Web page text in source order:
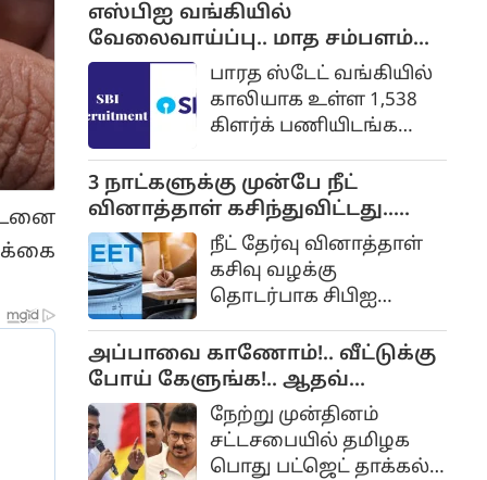
எஸ்பிஐ வங்கியில்
வேலைவாய்ப்பு.. மாத சம்பளம்
ரூ.64,480 வரை...
விண்ணப்பிப்பது எப்படி? முழு
விவரம்..
பாரத ஸ்டேட் வங்கியில்
காலியாக உள்ள 1,538
கிளர்க் பணியிடங்களை
அறிவிப்பு
வெளியிடப்பட்டுள்ளது.
தகுதியும் விருப்பமும்
உள்ள
விண்ணப்பதாரர்கள்
அதிகாரப்பூர்வ
இணையதளமான
sbi.bank.in மூலம்
ஆன்லைனில்
விண்ணப்பிக்கலாம்.
விண்ணப்பிக்க கடைசி
நாள் ஆகஸ்ட் 27, 2026
3 நாட்களுக்கு முன்பே நீட்
வினாத்தாள் கசிந்துவிட்டது..
சிபிஐ விசாரணையில்
திடுக்கிடும் தகவல்...
நீட் தேர்வு வினாத்தாள்
கசிவு வழக்கு
தொடர்பாக சிபிஐ
குற்றப்பத்திரிகையில்
பல திடுக்கிடும்
தகவல்கள்
வெளியாகியுள்ளன.
அப்பாவை காணோம்!.. வீட்டுக்கு
போய் கேளுங்க!.. ஆதவ்
அர்ஜுனா - உதயநிதி
வாக்குவாதம்!...
நேற்று முன்தினம்
சட்டசபையில் தமிழக
பொது பட்ஜெட் தாக்கல்